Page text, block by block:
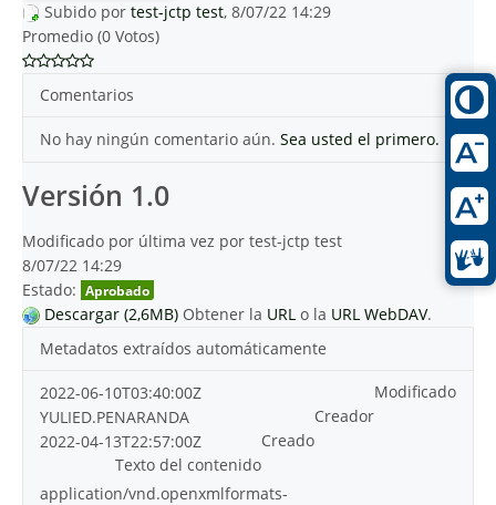
Subido por test-jctp test, 8/07/22 14:29
Promedio (0 Votos)
Comentarios
No hay ningún comentario aún. Sea usted el primero.
Versión 1.0
Modificado por última vez por test-jctp test
8/07/22 14:29
Estado: Aprobado
Descargar (2,6MB) Obtener la URL o la URL WebDAV.
Metadatos extraídos automáticamente
Modificado
2022-06-10T03:40:00Z
Creador
YULIED.PENARANDA
Creado
2022-04-13T22:57:00Z
Texto del contenido
application/vnd.openxmlformats-